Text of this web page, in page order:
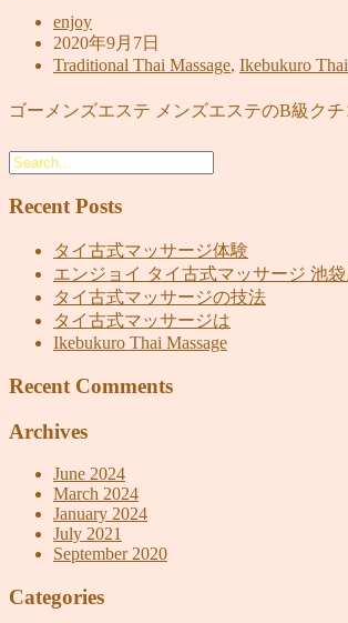
enjoy
2020年9月7日
Traditional Thai Massage, Ikebukuro
ゴーメンズエステ メンズエステのB級ク
Recent Posts
タイ古式マッサージ体験
エンジョイ タイ古式マッサージ 池
タイ古式マッサージの技法
タイ古式マッサージは
Ikebukuro Thai Massage
Recent Comments
Archives
June 2024
March 2024
January 2024
July 2021
September 2020
Categories